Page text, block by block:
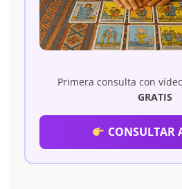
Primera consulta con
GRATIS
CONSULTAR